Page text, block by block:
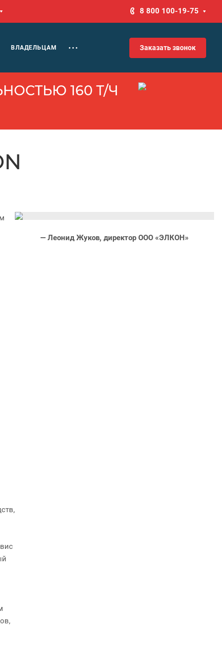
8 800 100-19-75
ВЛАДЕЛЬЦАМ Заказать звонок
160 Т/Ч
— Леонид Жуков, директор ООО «ЭЛКОН»